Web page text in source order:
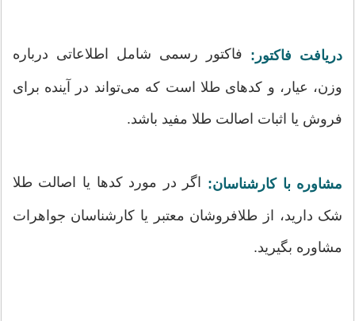
دریافت فاکتور: فاکتور رسمی شامل اطلاعاتی درباره
وزن، عیار، و کدهای طلا است که می‌تواند در آینده برای
فروش یا اثبات اصالت طلا مفید باشد.
مشاوره با کارشناسان: اگر در مورد کدها یا اصالت طلا
شک دارید، از طلافروشان معتبر یا کارشناسان جواهرات
مشاوره بگیرید.